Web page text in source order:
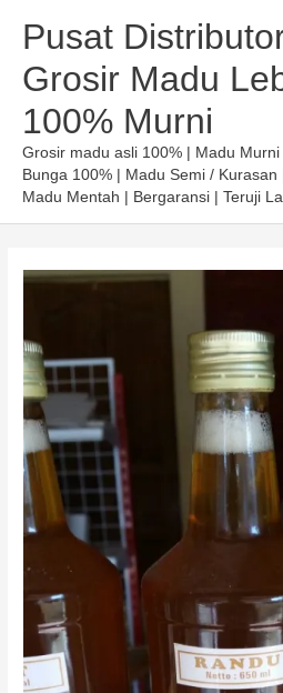
konten
Pusat
Grosir Madu
100% Murni
Grosir madu asli 100% | Madu
Bunga 100% | Madu Semi / Kurasan
Madu Mentah | Bergaransi | Teruji